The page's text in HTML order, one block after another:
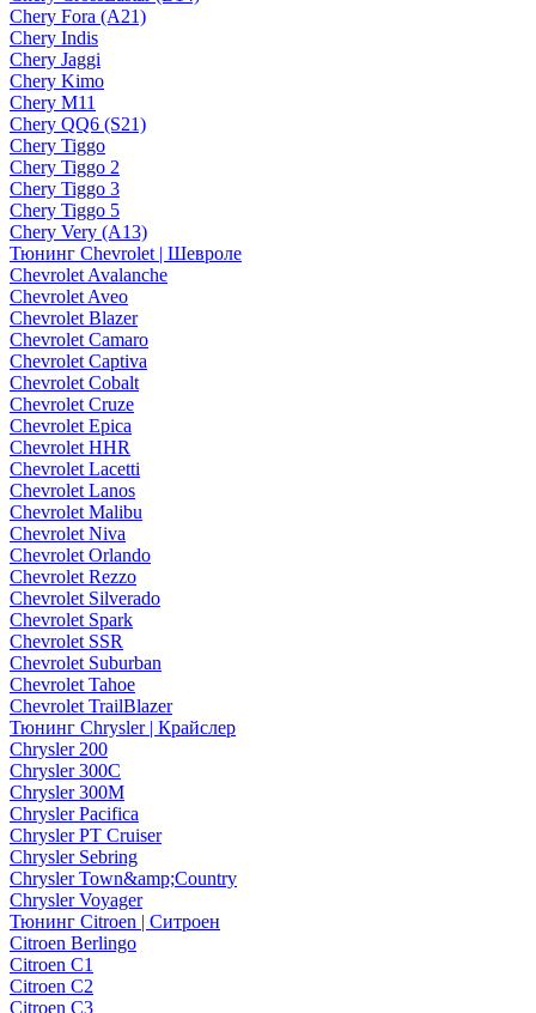
Chery Fora (A21)
Chery Indis
Chery Jaggi
Chery Kimo
Chery M11
Chery QQ6 (S21)
Chery Tiggo
Chery Tiggo 2
Chery Tiggo 3
Chery Tiggo 5
Chery Very (A13)
Тюнинг Chevrolet | Шевроле
Chevrolet Avalanche
Chevrolet Aveo
Chevrolet Blazer
Chevrolet Camaro
Chevrolet Captiva
Chevrolet Cobalt
Chevrolet Cruze
Chevrolet Epica
Chevrolet HHR
Chevrolet Lacetti
Chevrolet Lanos
Chevrolet Malibu
Chevrolet Niva
Chevrolet Orlando
Chevrolet Rezzo
Chevrolet Silverado
Chevrolet Spark
Chevrolet SSR
Chevrolet Suburban
Chevrolet Tahoe
Chevrolet TrailBlazer
Тюнинг Chrysler | Крайслер
Chrysler 200
Chrysler 300C
Chrysler 300M
Chrysler Pacifica
Chrysler PT Cruiser
Chrysler Sebring
Chrysler Town&amp;Country
Chrysler Voyager
Тюнинг Citroen | Ситроен
Citroen Berlingo
Citroen C1
Citroen C2
Citroen C3